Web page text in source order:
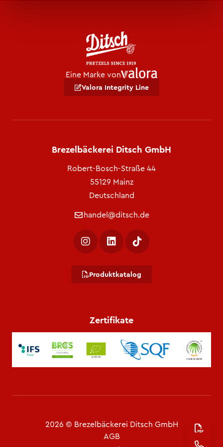
Eine Marke von
Valora Integrity Line
Brezelbäckerei Ditsch GmbH
Robert-Bosch-Straße 44
55129 Mainz
Deutschland
handel@ditsch.de
Produktkatalog
Zertifikate
2026 © Brezelbäckerei Ditsch GmbH
AGB